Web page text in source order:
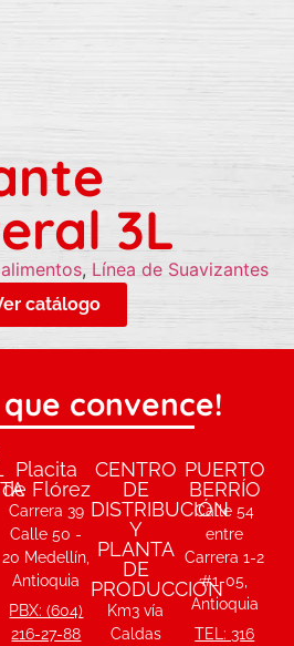
3L
, Línea de Suavizantes
catálogo
convence!
Placita
de Flórez
Carrera 39
Calle 50 -
20 Medellín,
Antioquia
PBX: (604)
216-27-88
CENTRO
DE
DISTRIBUCIÓN
Y
PLANTA
DE
PRODUCCIÓN
Km3 vía
Caldas
PUERTO
BERRÍO
Calle 54
entre
Carrera 1-2
#1-05,
Antioquia
TEL: 316